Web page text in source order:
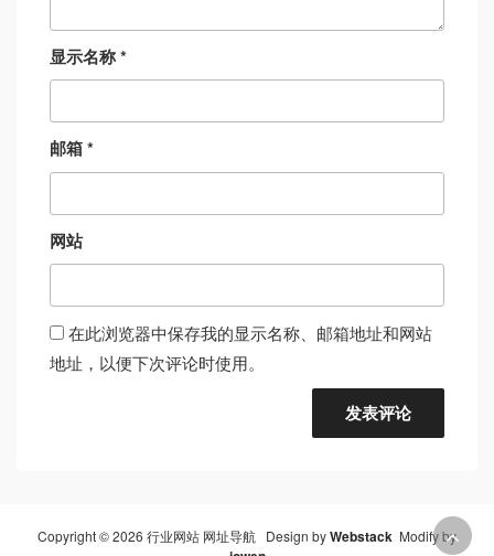
显示名称*
邮箱*
网站
在此浏览器中保存我的显示名称、邮箱地址和网站
地址，以便下次评论时使用。
Copyright © 2026 行业网站 网址导航 Design byWebstack Modify by